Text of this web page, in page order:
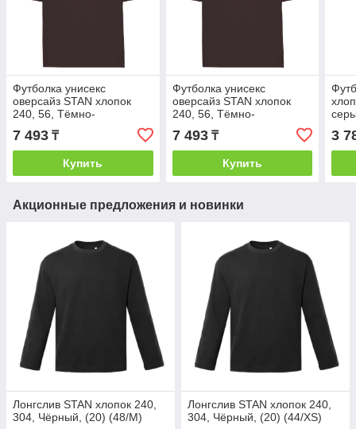
Футболка унисекс
оверсайз STAN хлопок
240, 56, Тёмно-
Шоколадный, (107)
(54/XXL)
7 493 ₸
Купить
Футболка унисекс
оверсайз STAN хлопок
240, 56, Тёмно-
Шоколадный, (107)
(56/XXXL)
7 493₸
Купить
3
Акционные предложения и новинки
Лонгслив STAN хлопок 240,
304, Чёрный, (20) (48/M)
Лонгслив STAN хлопок 240,
304, Чёрный, (20) (44/XS)